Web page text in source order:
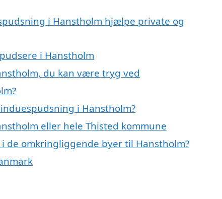
i Hanstholm hjælpe private og
i Hanstholm
du kan være tryg ved
i Hanstholm?
eller hele Thisted kommune
de omkringliggende byer til Hanstholm?